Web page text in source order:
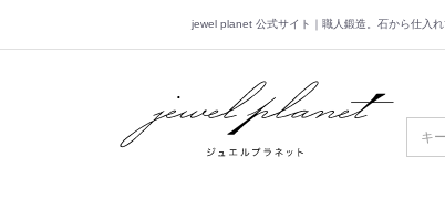
jewel planet 公式サイト｜職人鍛造。石から仕入
jewel planet 公